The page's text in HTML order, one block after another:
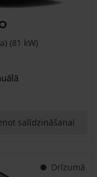
(81 kW)
salīdzināšanai
Drīzumā